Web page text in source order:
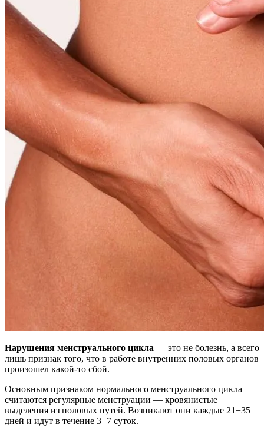
Нарушения менструального цикла — это не болезнь, а всего
лишь признак того, что в работе внутренних половых органов
произошел какой-то сбой.
Основным признаком нормального менструального цикла
считаются регулярные менструации — кровянистые
выделения из половых путей. Возникают они каждые 21−35
дней и идут в течение 3−7 суток.